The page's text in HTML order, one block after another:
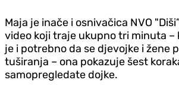
Maja je inače i osnivačica NVO
video koji traje ukupno tri minuta –
je i potrebno da se djevojke i žene
tuširanja – ona pokazuje šest
samopregledate dojke.